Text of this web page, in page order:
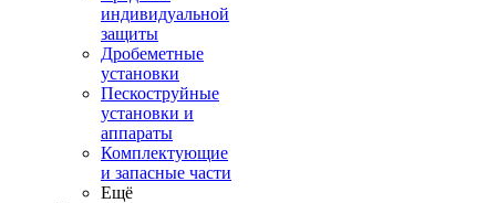
индивидуальной
защиты
Дробеметные
установки
Пескоструйные
установки и
аппараты
Комплектующие
и запасные части
Ещё